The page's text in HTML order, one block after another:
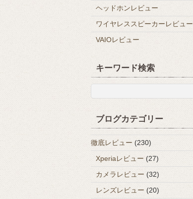
ヘッドホンレビュー
ワイヤレススピーカーレビュー
VAIOレビュー
キーワード検索
ブログカテゴリー
徹底レビュー (230)
Xperiaレビュー(27)
カメラレビュー (32)
レンズレビュー (20)